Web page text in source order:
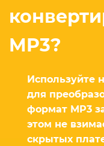
MP3?
Используйте
для
формат MP3
этом не
скрытых